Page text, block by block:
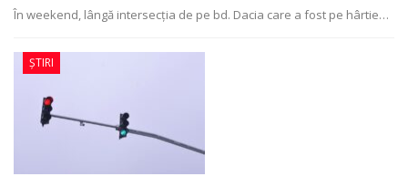
În weekend, lângă intersecția de pe bd. Dacia care a fost pe hârtie…
ȘTIRI